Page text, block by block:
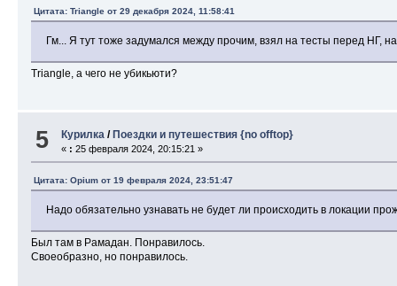
Цитата: Triangle от 29 декабря 2024, 11:58:41
Гм... Я тут тоже задумался между прочим, взял на тесты перед НГ,
Triangle, а чего не убикьюти?
5 Курилка / Поездки и путешествия {no offtop}
« : 25 февраля 2024, 20:15:21 »
Цитата: Opium от 19 февраля 2024, 23:51:47
Надо обязательно узнавать не будет ли происходить в локации
Был там в Рамадан. Понравилось.
Своеобразно, но понравилось.